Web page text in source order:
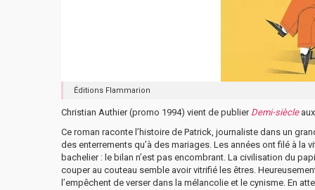
Éditions Flammarion
Christian Authier (promo 1994) vient de publier Demi-siècle
Ce roman raconte l’histoire de Patrick, journaliste dans un
des enterrements qu’à des mariages. Les années ont filé à la
bachelier : le bilan n’est pas encombrant. La civilisation du
couper au couteau semble avoir vitrifié les êtres.
l’empêchent de verser dans la mélancolie et le cynisme. En